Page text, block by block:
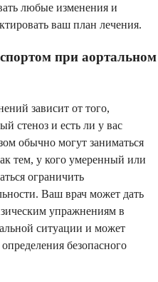
любые изменения и
ваш план лечения.
при аортальном
зависит от того,
стеноз и есть ли у вас
обычно могут заниматься
тем, у кого умеренный или
ограничить
Ваш врач может дать
упражнениям в
ситуации и может
безопасного